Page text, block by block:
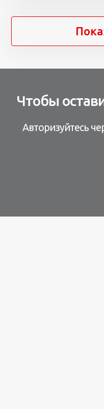
Чтобы
Авторизуйтесь